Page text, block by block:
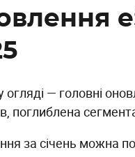
огляді — головні
поглиблена
за січень можна